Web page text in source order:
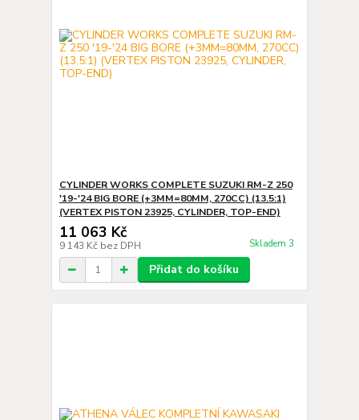
CYLINDER WORKS COMPLETE SUZUKI RM-Z 250
'19-'24 BIG BORE (+3MM=80MM, 270CC) (13.5:1)
(VERTEX PISTON 23925, CYLINDER, TOP-END)
11 063 Kč
9 143 Kč bez DPH Skladem 3
Přidat do košíku